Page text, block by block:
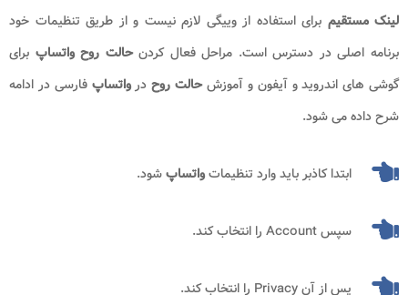
لینک مستقیم برای استفاده از وییگی لازم نیست و از طریق تنظیمات خود
برنامه اصلی در دسترس است. مراحل فعال کردنحالت روح واتساپ برای
گوشی های اندروید و آیفون و آموزشحالت روحدرواتساپفارسی در ادامه
شرح داده می شود.
ابتدا کاذبر باید وارد تنظیماتواتساپشود.
سپس Account را انتخاب کند.
پس از آن Privacy را انتخاب کند.